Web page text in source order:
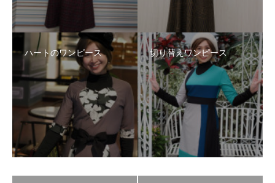
ハートのワンピース 切り替えワンピース